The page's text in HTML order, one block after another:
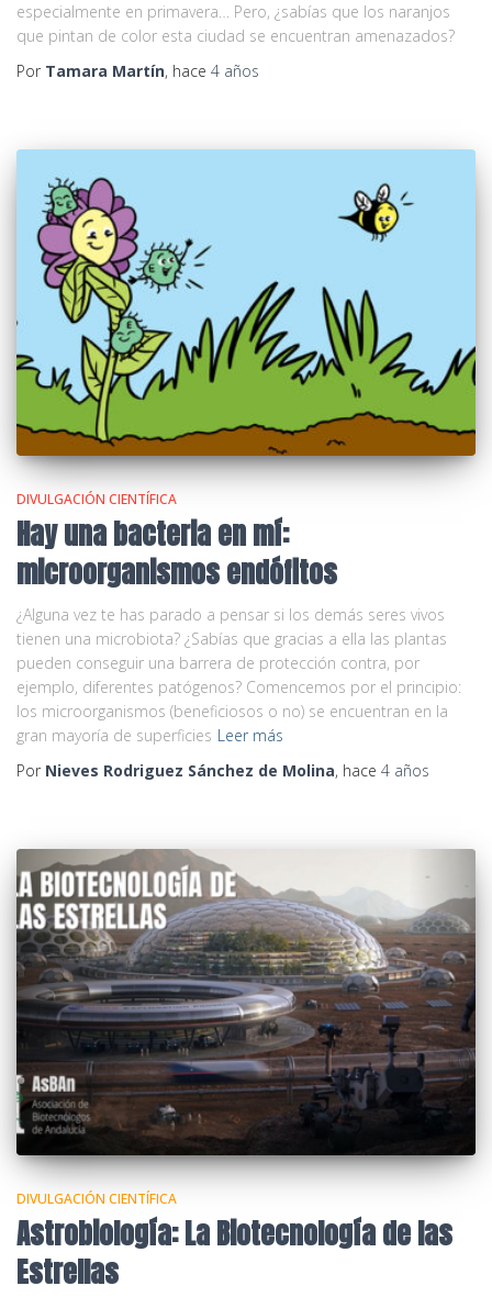
especialmente en primavera… Pero, ¿sabías que los naranjos
que pintan de color esta ciudad se encuentran amenazados?
Por Tamara Martín, hace 4 años
DIVULGACIÓN CIENTÍFICA
Hay una bacteria en mí:
microorganismos endófitos
¿Alguna vez te has parado a pensar si los demás seres vivos
tienen una microbiota? ¿Sabías que gracias a ella las plantas
pueden conseguir una barrera de protección contra, por
ejemplo, diferentes patógenos? Comencemos por el principio:
los microorganismos (beneficiosos o no) se encuentran en la
gran mayoría de superficies Leer más
Por Nieves Rodriguez Sánchez de Molina, hace 4 años
DIVULGACIÓN CIENTÍFICA
Astrobiología: La Biotecnología de las
Estrellas